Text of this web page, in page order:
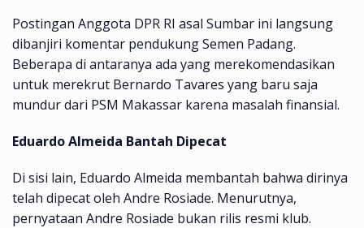
Postingan Anggota DPR RI asal Sumbar ini langsung
dibanjiri komentar pendukung Semen Padang.
Beberapa di antaranya ada yang merekomendasikan
untuk merekrut Bernardo Tavares yang baru saja
mundur dari PSM Makassar karena masalah finansial.
Eduardo Almeida Bantah Dipecat
Di sisi lain, Eduardo Almeida membantah bahwa dirinya
telah dipecat oleh Andre Rosiade. Menurutnya,
pernyataan Andre Rosiade bukan rilis resmi klub.